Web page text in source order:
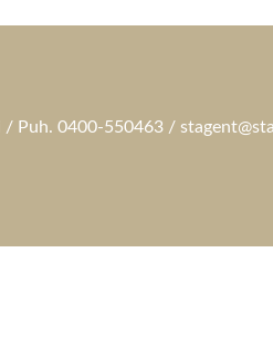
Puh. 0400-550463 /